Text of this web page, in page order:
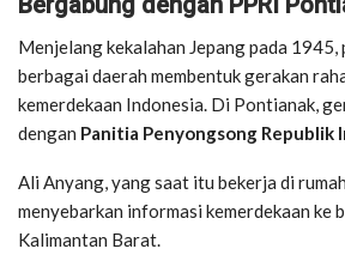
Menjelang kekalahan Jepang pada 1945,
berbagai daerah membentuk gerakan
kemerdekaan Indonesia. Di Pontianak,
dengan Panitia Penyongsong Republik
Ali Anyang, yang saat itu bekerja di
menyebarkan informasi kemerdekaan ke
Kalimantan Barat.